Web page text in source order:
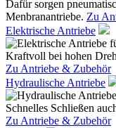
Dafür sorgen
Menbranantriebe. Zu
Elektrische Antriebe
Kraftvoll bei hohen
Zu Antriebe & Zubehör
Hydraulische Antriebe
Schnelles Schließen
Zu Antriebe & Zubehör